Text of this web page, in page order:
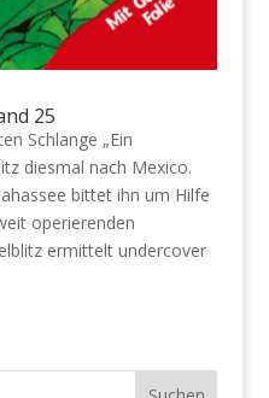
25
Schlange „Ein
diesmal nach Mexico.
bittet ihn um Hilfe
operierenden
ermittelt undercover